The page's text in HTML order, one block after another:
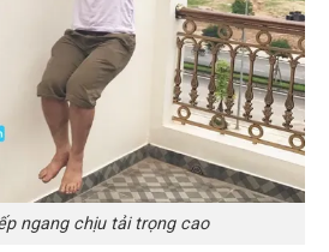
ngang chịu tải trọng cao